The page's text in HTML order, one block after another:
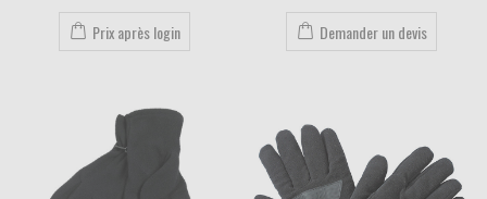
Prix après login Demander un devis